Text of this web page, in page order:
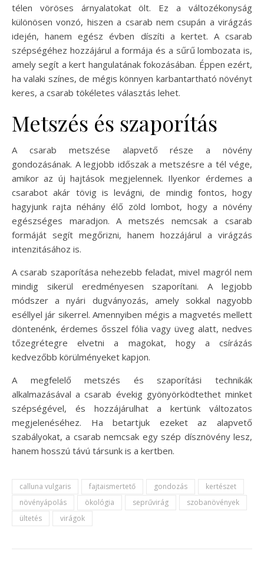
télen vöröses árnyalatokat ölt. Ez a változékonyság
különösen vonzó, hiszen a csarab nem csupán a virágzás
idején, hanem egész évben díszíti a kertet. A csarab
szépségéhez hozzájárul a formája és a sűrű lombozata is,
amely segít a kert hangulatának fokozásában. Éppen ezért,
ha valaki színes, de mégis könnyen karbantartható növényt
keres, a csarab tökéletes választás lehet.
Metszés és szaporítás
A csarab metszése alapvető része a növény
gondozásának. A legjobb időszak a metszésre a tél vége,
amikor az új hajtások megjelennek. Ilyenkor érdemes a
csarabot akár tövig is levágni, de mindig fontos, hogy
hagyjunk rajta néhány élő zöld lombot, hogy a növény
egészséges maradjon. A metszés nemcsak a csarab
formáját segít megőrizni, hanem hozzájárul a virágzás
intenzitásához is.
A csarab szaporítása nehezebb feladat, mivel magról nem
mindig sikerül eredményesen szaporítani. A legjobb
módszer a nyári dugványozás, amely sokkal nagyobb
eséllyel jár sikerrel. Amennyiben mégis a magvetés mellett
döntenénk, érdemes ősszel fólia vagy üveg alatt, nedves
tőzegrétegre elvetni a magokat, hogy a csírázás
kedvezőbb körülményeket kapjon.
A megfelelő metszés és szaporítási technikák
alkalmazásával a csarab évekig gyönyörködtethet minket
szépségével, és hozzájárulhat a kertünk változatos
megjelenéséhez. Ha betartjuk ezeket az alapvető
szabályokat, a csarab nemcsak egy szép dísznövény lesz,
hanem hosszú távú társunk is a kertben.
calluna vulgaris fajtaismertető gondozás
kertészet
növényápolás
ökológia seprűvirág
szobanövények
ültetés
virágok